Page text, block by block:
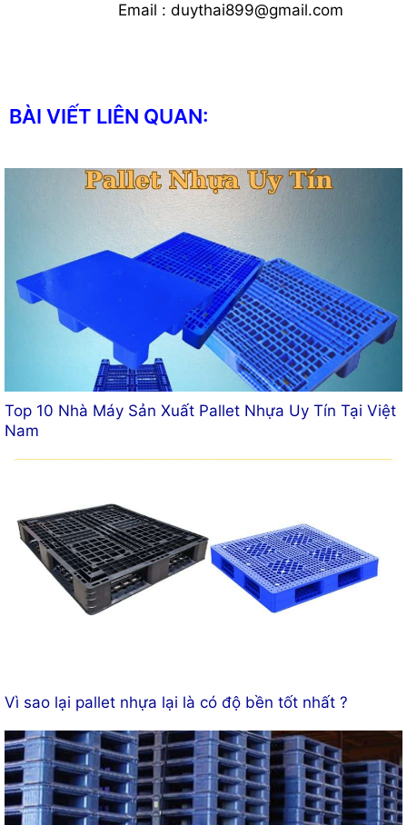
Email : duythai899@gmail.com
BÀI VIẾT LIÊN QUAN:
Top 10 Nhà Máy Sản Xuất Pallet Nhựa Uy Tín Tại Việt
Nam
Vì sao lại pallet nhựa lại là có độ bền tốt nhất ?